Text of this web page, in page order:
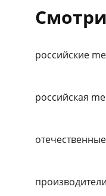
российские
российская